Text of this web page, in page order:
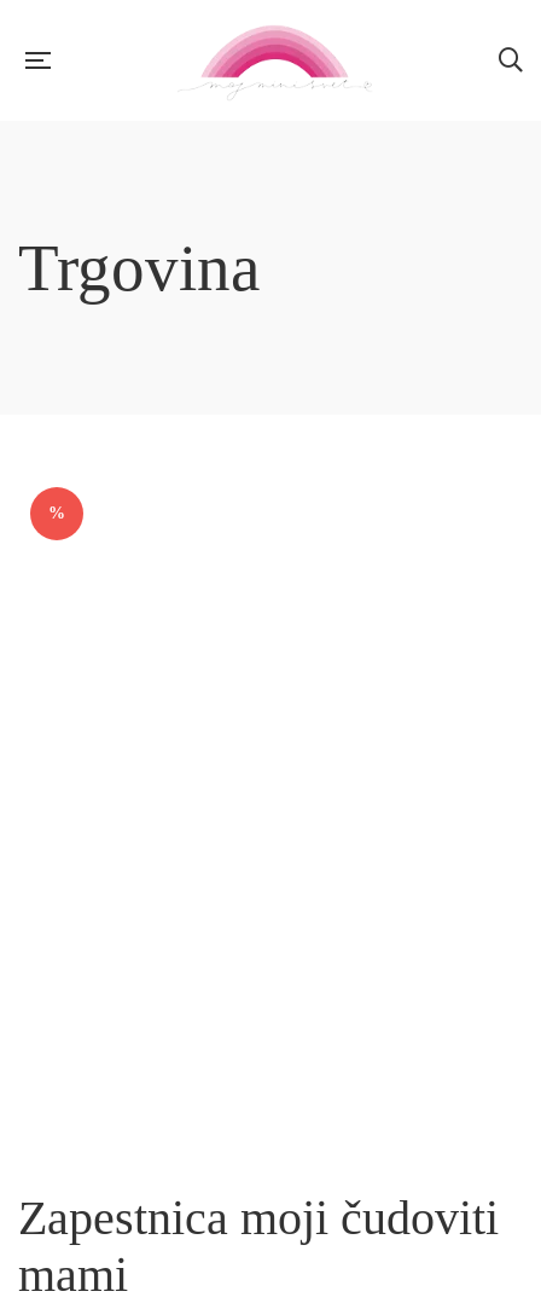
Trgovina
%
Zapestnica moji čudoviti
mami